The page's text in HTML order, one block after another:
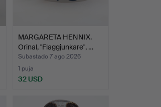
MARGARETA HENNIX.
Orinal, "Flaggjunkare", …
Subastado 7 ago 2026
1 puja
32 USD